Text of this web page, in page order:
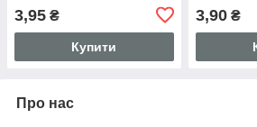
3,95 ₴
Купити
3,90₴
Про нас